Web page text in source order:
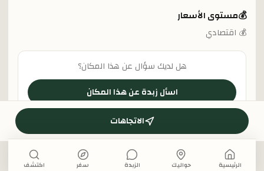
💰مستوى الأسعار
💰 اقتصادي
هل لديك سؤال عن هذا المكان؟
اسأل زبدة عن هذا المكان
الاتجاهات
الرئيسية حواليك الزبدة سفر اكتشف